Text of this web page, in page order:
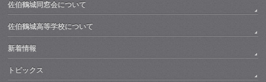
佐伯鶴城同窓会について
佐伯鶴城高等学校について
新着情報
トピックス